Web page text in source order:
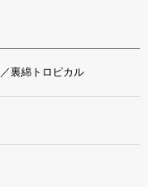
裏綿トロピカル